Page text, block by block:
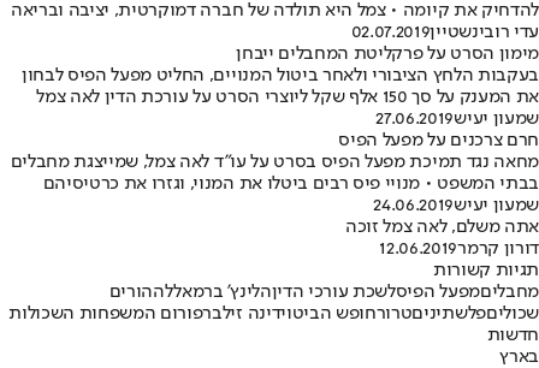
להדחיק את קיומה • צמל היא תולדה של חברה דמוקרטית, יציבה ובריאה
עדי רובינשטיין02.07.2019
מימון הסרט על פרקליטת המחבלים ייבחן
בעקבות הלחץ הציבורי ולאחר ביטול המנויים, החליט מפעל הפיס לבחון
את המענק על סך 150 אלף שקל ליוצרי הסרט על עורכת הדין לאה צמל
שמעון יעיש27.06.2019
חרם צרכנים על מפעל הפיס
מחאה נגד תמיכת מפעל הפיס בסרט על עו"ד לאה צמל, שמייצגת מחבלים
בבתי המשפט • מנויי פיס רבים ביטלו את המנוי, וגזרו את כרטיסיהם
שמעון יעיש24.06.2019
אתה משלם, לאה צמל זוכה
דורון קרמר12.06.2019
תגיות קשורות
מחבליםמפעל הפיסלשכת עורכי הדיןהלינץ' ברמאללההורים
שכוליםפלשתיניםטרורחופש הביטוידינה זילברפורום המשפחות השכולות
חדשות
בארץ